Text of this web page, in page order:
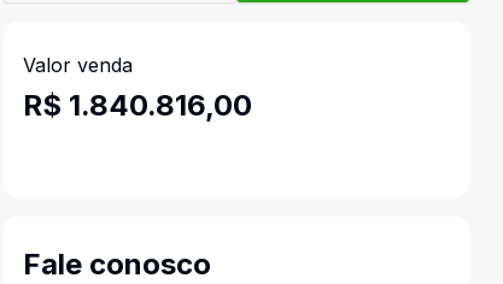
Valor venda
R$ 1.840.816,00
Fale conosco